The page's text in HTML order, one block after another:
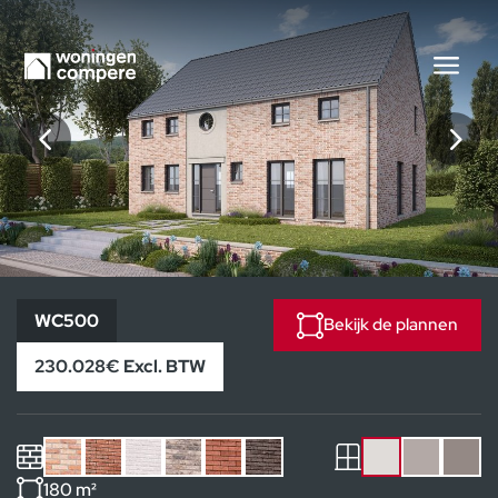
WC500
WC500
230.028€ Excl. BTW
Bekijk de plannen
180 m²